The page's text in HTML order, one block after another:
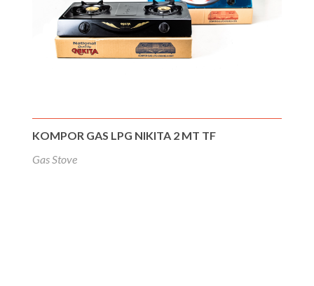
KOMPOR GAS LPG NIKITA 2 MT TF
Gas Stove